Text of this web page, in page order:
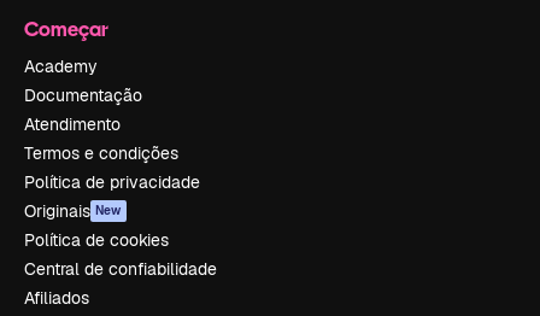
Começar
Academy
Documentação
Atendimento
Termos e condições
Política de privacidade
Originais New
Política de cookies
Central de confiabilidade
Afiliados